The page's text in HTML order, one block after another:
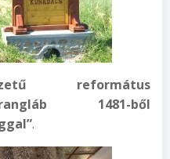
református
1481-ből
.